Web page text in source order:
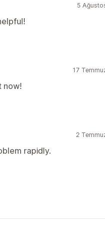
5
17
now!
2
rapidly.